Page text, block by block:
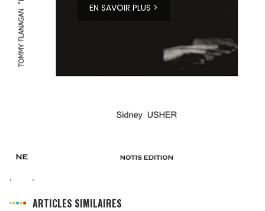
EN SAVOIR PLUS >
ARTICLES SIMILAIRES